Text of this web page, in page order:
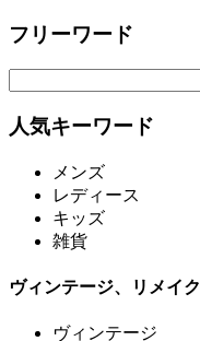
フリーワード
人気キーワード
メンズ
レディース
キッズ
雑貨
ヴィンテージ、リメイク
ヴィンテージ